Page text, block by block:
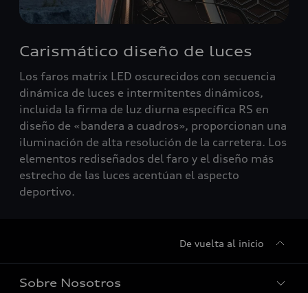
Carismático diseño de luces
Los faros matrix LED oscurecidos con secuencia
dinámica de luces e intermitentes dinámicos,
incluida la firma de luz diurna específica RS en
diseño de «bandera a cuadros», proporcionan una
iluminación de alta resolución de la carretera. Los
elementos rediseñados del faro y el diseño más
estrecho de las luces acentúan el aspecto
deportivo.
De vuelta al inicio
Sobre Nosotros